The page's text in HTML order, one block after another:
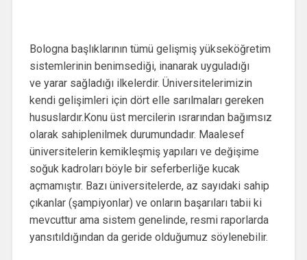
Bologna başlıklarının tümü gelişmiş yükseköğretim
sistemlerinin benimsediği, inanarak uyguladığı
ve yarar sağladığı ilkelerdir. Üniversitelerimizin
kendi gelişimleri için dört elle sarılmaları gereken
hususlardır.Konu üst mercilerin ısrarından bağımsız
olarak sahiplenilmek durumundadır. Maalesef
üniversitelerin kemikleşmiş yapıları ve değişime
soğuk kadroları böyle bir seferberliğe kucak
açmamıştır. Bazı üniversitelerde, az sayıdaki sahip
çıkanlar (şampiyonlar) ve onların başarıları tabii ki
mevcuttur ama sistem genelinde, resmi raporlarda
yansıtıldığından da geride olduğumuz söylenebilir.